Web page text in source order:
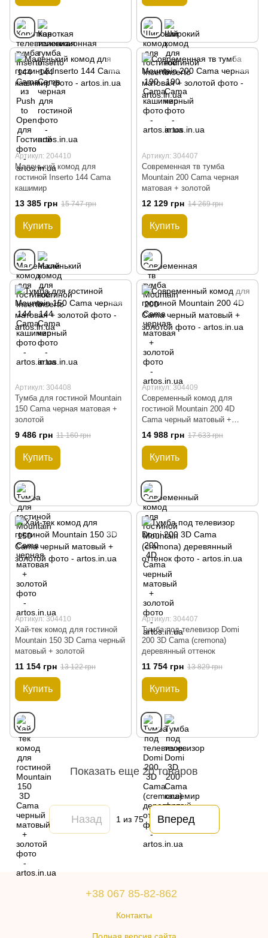
Артикул: 204410
Маленький комод для
гостиной Inserto 144 Cama
кашимир
13 385 грн 15 747 грн
Купить
Артикул: 304407
Современная тв тумба
Mountain 200 Cama черная
матовая + золотой
12 129 грн 14 269 грн
Купить
Артикул: 304408
Тумба для гостиной Mountain
150 Cama черная матовая +
золотой
9 486 грн 11 160 грн
Купить
Артикул: 304409
Современный комод для
гостиной Mountain 200 4D
Cama черный матовый +
золотой
14 988 грн 17 633 грн
Купить
Артикул: 304410
Хай-тек комод для гостиной
Mountain 150 3D Cama черный
матовый + золотой
11 154 грн 13 122 грн
Купить
Артикул: 304407
Тумба под телевизор Domi
200 3D Cama (cremona)
деревянный оттенок
11 754 грн 13 829 грн
Купить
Показать еще 20 товаров
Назад 1 из 75 Вперед
+38 067 85-82-862
Контакты